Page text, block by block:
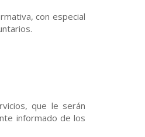
con especial
que le serán
informado de los